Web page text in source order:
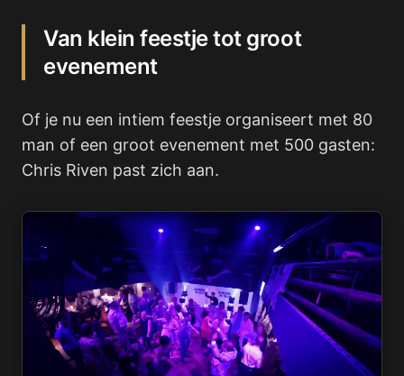
Van klein feestje tot groot
evenement
Of je nu een intiem feestje organiseert met 80
man of een groot evenement met 500 gasten:
Chris Riven past zich aan.